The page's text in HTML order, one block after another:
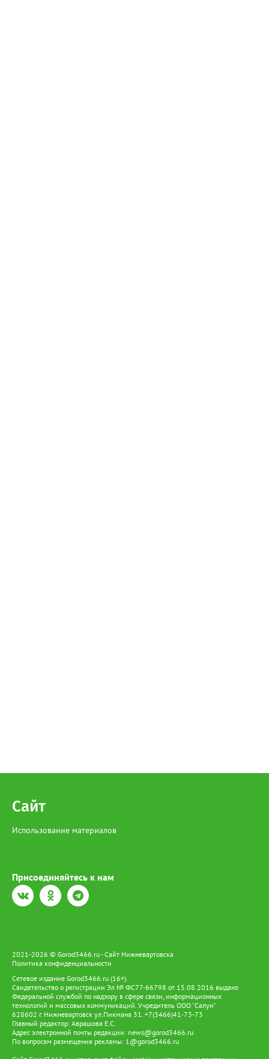
Сайт
Использование материалов
Присоединяйтесь к нам
2021-2026 © Gorod3466.ru - Сайт Нижневартовска
Политика конфиденциальности
Сетевое издание Gorod3466.ru (16+).
Свидетельство о регистрации Эл № ФС77-66798 от 15.08.2016 выдано
Федеральной службой по надзору в сфере связи, информационных
технологий и массовых коммуникаций. Учредитель ООО "Салун"
628602 г. Нижневартовск ул.Пикмана 31. +7(3466)41-73-73
Главный редактор: Аврашова Е.С.
Адрес электронной почты редакции: news@gorod3466.ru
По вопросам размещения рекламы: 1@gorod3466.ru